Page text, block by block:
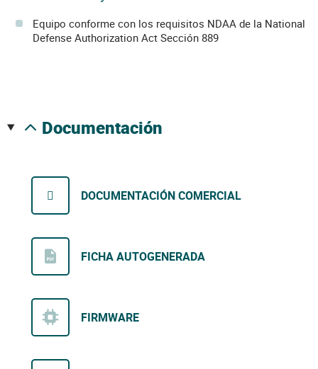
Equipo conforme con los requisitos NDAA de la National
Defense Authorization Act Sección 889
documentación
DOCUMENTACIÓN COMERCIAL
FICHA AUTOGENERADA
FIRMWARE